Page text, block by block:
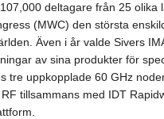
deltagare från 25 olika
(MWC) den största
Även i år valde Sivers
av sina produkter för
tre uppkopplade 60 GHz
tillsammans med IDT